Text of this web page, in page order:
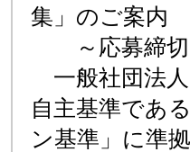
集」のご案内
～応募締切
一般社団法人
自主基準であ
ン基準」に準